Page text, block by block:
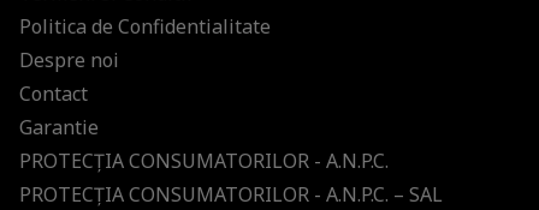
Politica de Confidentialitate
Despre noi
Contact
Garantie
PROTECŢIA CONSUMATORILOR - A.N.P.C.
PROTECŢIA CONSUMATORILOR - A.N.P.C. – SAL